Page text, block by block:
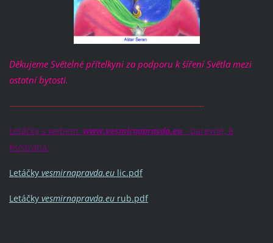
Děkujeme Světelné přítelkyni za podporu k šíření Světla mezi
ostatní bytosti.
--------------------------------------------------------------------------------
Letáčky s webem: www.vesmirnapravda.eu - barevné, 8
ks/strana:
Letáčky vesmirnapravda.eulic.pdf
Letáčky vesmirnapravda.eurub.pdf